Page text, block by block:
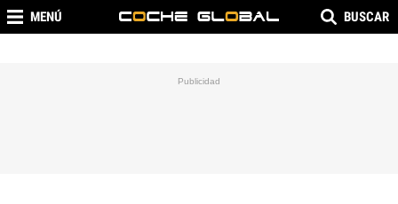
MENÚ BUSCAR